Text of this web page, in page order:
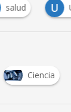
salud U
Ciencia